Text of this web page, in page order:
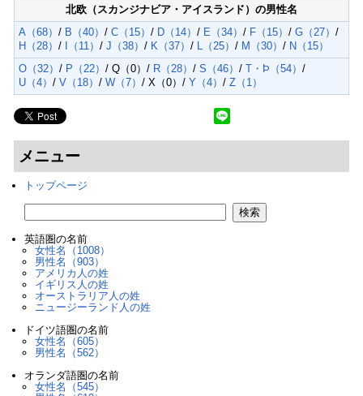
メニュー
トップページ
英語圏の名前
女性名（1008）
男性名（903）
アメリカ人の姓
イギリス人の姓
オーストラリア人の姓
ニュージーランド人の姓
ドイツ語圏の名前
女性名（605）
男性名（562）
オランダ語圏の名前
女性名（545）
北欧（スカンジナビア・アイスランド）の男性名
A（68） / B（40） / C（15） / D（14） / E（34） / F（15） / G（27） /
H（28） / I（11） / J（38） / K（37） / L（25） / M（30） / N（15）
O（32） / P（22） / Q（0）/ R（28） / S（46） / T・Þ（54） /
U（4） / V（18） / W（7） / X（0）/ Y（4） / Z（1）